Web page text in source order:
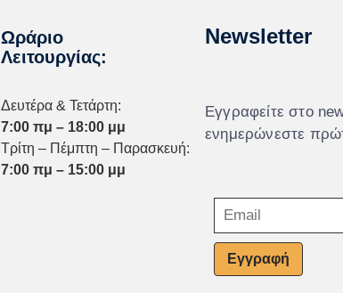
Ωράριο
Λειτουργίας:
Δευτέρα & Τετάρτη:
7:00 πμ – 18:00 μμ
Τρίτη – Πέμπτη – Παρασκευή:
7:00 πμ – 15:00 μμ
Newsletter
Εγγραφείτε στο
ενημερώνεστε
Εγγραφή